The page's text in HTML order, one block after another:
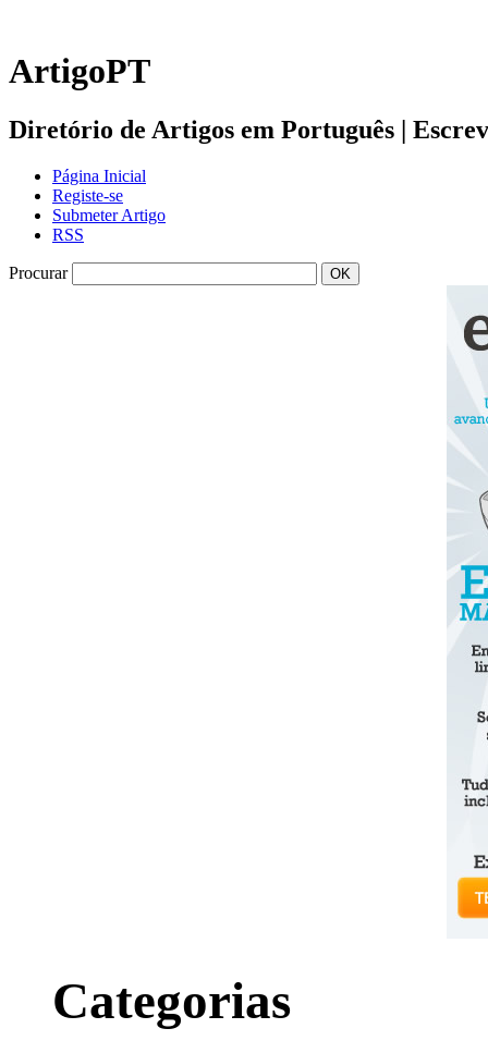
ArtigoPT
Diretório de Artigos em Português |
Página Inicial
Registe-se
Submeter Artigo
RSS
Procurar
Categorias